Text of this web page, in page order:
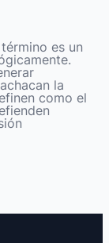
es un
la
como el